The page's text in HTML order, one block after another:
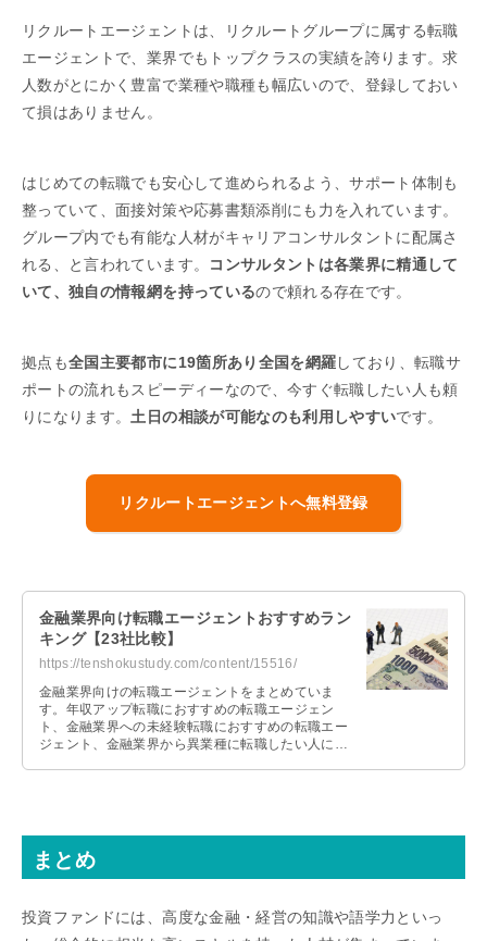
リクルートエージェントは、リクルートグループに属する転職
エージェントで、業界でもトップクラスの実績を誇ります。求
人数がとにかく豊富で業種や職種も幅広いので、登録しておい
て損はありません。
はじめての転職でも安心して進められるよう、サポート体制も
整っていて、面接対策や応募書類添削にも力を入れています。
グループ内でも有能な人材がキャリアコンサルタントに配属さ
れる、と言われています。
コンサルタントは各業界に精通して
いて、独自の情報網を持っているので頼れる存在です。
拠点も全国主要都市に19箇所あり全国を網羅しており、転職サ
ポートの流れもスピーディーなので、今すぐ転職したい人も頼
りになります。 土日の相談が可能なのも利用しやすいです。
リクルートエージェントへ無料登録
金融業界向け転職エージェントおすすめラン
キング【23社比較】
https://tenshokustudy.com/content/15516/
金融業界向けの転職エージェントをまとめていま
す。年収アップ転職におすすめの転職エージェン
ト、金融業界への未経験転職におすすめの転職エー
ジェント、金融業界から異業種に転職したい人にお
まとめ
投資ファンドには、高度な金融・経営の知識や語学力といっ